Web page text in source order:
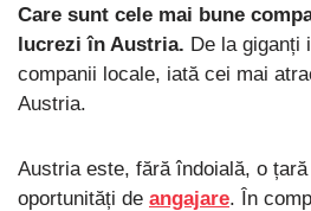
Care sunt cele mai bune
lucrezi în Austria. De la giganți
companii locale, iată cei mai
Austria.
Austria este, fără îndoială, o
oportunități de angajare. În